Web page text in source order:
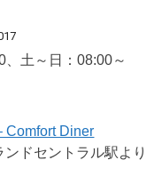
、土～日：08:00～
Comfort Diner
ンドセントラル駅より